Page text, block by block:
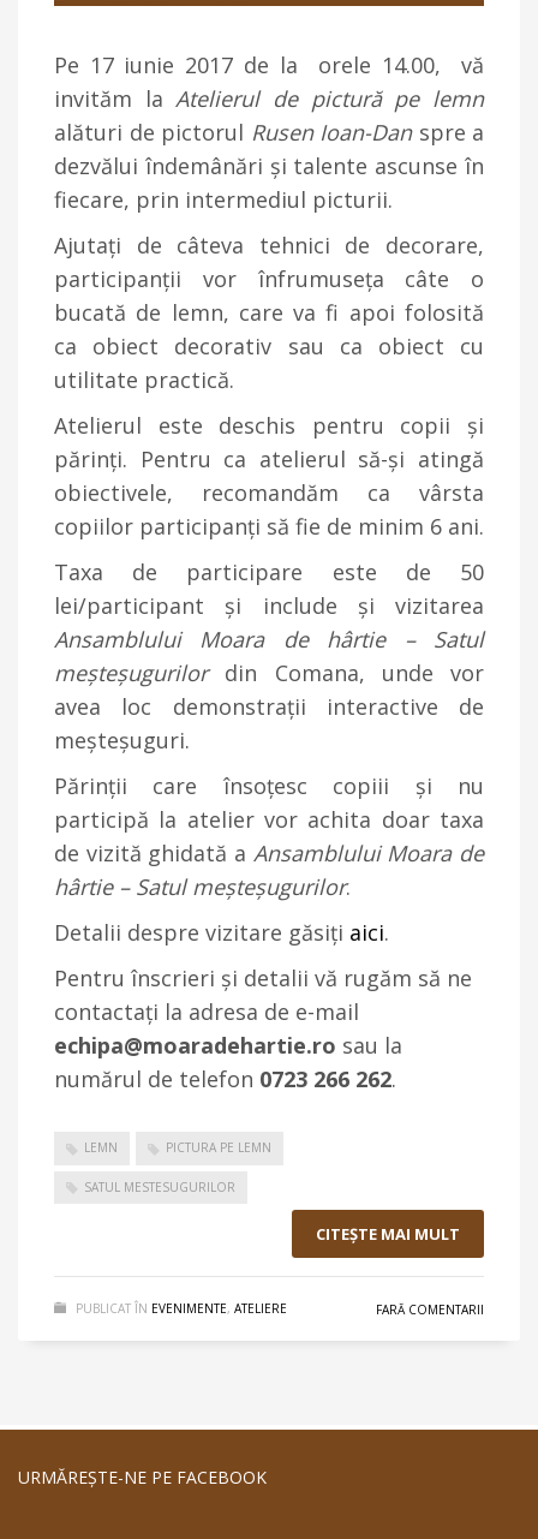
Pe 17 iunie 2017 de la orele 14.00, vă
invităm laAtelierul de pictură pe lemn
alături de pictorul Rusen Ioan-Danspre a
dezvălui îndemânări și talente ascunse în
fiecare, prin intermediul picturii.
Ajutați de câteva tehnici de decorare,
participanții vor înfrumuseța câte o
bucată de lemn, care va fi apoi folosită
ca obiect decorativ sau ca obiect cu
utilitate practică.
Atelierul este deschis pentru copii și
părinți. Pentru ca atelierul să-și atingă
obiectivele, recomandăm ca vârsta
copiilor participanți să fie de minim 6 ani.
Taxa de participare este de 50
lei/participant și include și vizitarea
Ansamblului Moara de hârtie – Satul
meșteșugurilordin Comana, unde vor
avea loc demonstrații interactive de
meșteșuguri.
Părinții care însoțesc copiii și nu
participă la atelier vor achita doar taxa
de vizită ghidată a Ansamblului Moara de
hârtie – Satul meșteșugurilor.
Detalii despre vizitare găsiți aici.
Pentru înscrieri şi detalii vă rugăm să ne
contactați la adresa de e-mail
echipa@moaradehartie.ro sau la
numărul de telefon 0723 266 262.
LEMN PICTURA PE LEMN
SATUL MESTESUGURILOR
CITEŞTE MAI MULT
PUBLICAT ÎN EVENIMENTE, ATELIERE FARĂ COMENTARII
URMĂREŞTE-NE PE FACEBOOK